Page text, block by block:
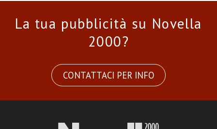
La tua pubblicità su Novella
2000?
CONTATTACI PER INFO